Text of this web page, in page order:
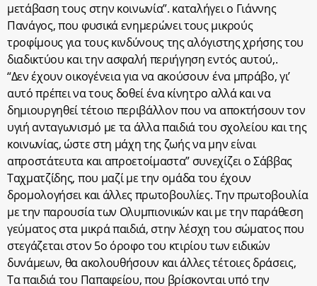
μετάβαση τους στην κοινωνία”. καταλήγει ο Γιάννης
Πανάγος, που φυσικά ενημερώνει τους μικρούς
τροφίμους για τους κινδύνους της αλόγιστης χρήσης του
διαδικτύου και την ασφαλή περιήγηση εντός αυτού,.
“Δεν έχουν οικογένεια για να ακούσουν ένα μπράβο, γι’
αυτό πρέπει να τους δοθεί ένα κίνητρο αλλά και να
δημιουργηθεί τέτοιο περιβάλλον που να αποκτήσουν τον
υγιή ανταγωνισμό με τα άλλα παιδιά του σχολείου και της
κοινωνίας, ώστε στη μάχη της ζωής να μην είναι
απροστάτευτα και απροετοίμαστα” συνεχίζει ο Σάββας
Ταχματζίδης, που μαζί με την ομάδα του έχουν
δρομολογήσει και άλλες πρωτοβουλίες. Την πρωτοβουλία
με την παρουσία των Ολυμπιονικών και με την παράθεση
γεύματος στα μικρά παιδιά, στην λέσχη του σώματος που
στεγάζεται στον 5ο όροφο του κτιρίου των ειδικών
δυνάμεων, θα ακολουθήσουν και άλλες τέτοιες δράσεις,
Τα παιδιά του Παπαφείου, που βρίσκονται υπό την